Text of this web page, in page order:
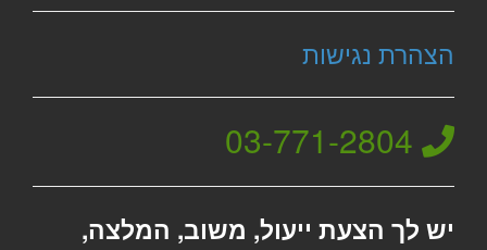
הצהרת נגישות
03-771-2804
יש לך הצעת ייעול, משוב, המלצה,